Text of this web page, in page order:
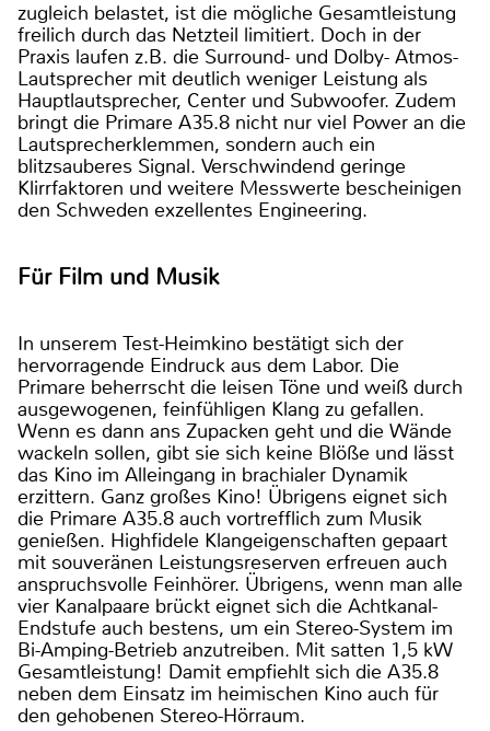
zugleich belastet, ist die mögliche Gesamtleistung
freilich durch das Netzteil limitiert. Doch in der
Praxis laufen z.B. die Surround- und Dolby- Atmos-
Lautsprecher mit deutlich weniger Leistung als
Hauptlautsprecher, Center und Subwoofer. Zudem
bringt die Primare A35.8 nicht nur viel Power an die
Lautsprecherklemmen, sondern auch ein
blitzsauberes Signal. Verschwindend geringe
Klirrfaktoren und weitere Messwerte bescheinigen
den Schweden exzellentes Engineering.
Für Film und Musik
In unserem Test-Heimkino bestätigt sich der
hervorragende Eindruck aus dem Labor. Die
Primare beherrscht die leisen Töne und weiß durch
ausgewogenen, feinfühligen Klang zu gefallen.
Wenn es dann ans Zupacken geht und die Wände
wackeln sollen, gibt sie sich keine Blöße und lässt
das Kino im Alleingang in brachialer Dynamik
erzittern. Ganz großes Kino! Übrigens eignet sich
die Primare A35.8 auch vortrefflich zum Musik
genießen. Highfidele Klangeigenschaften gepaart
mit souveränen Leistungsreserven erfreuen auch
anspruchsvolle Feinhörer. Übrigens, wenn man alle
vier Kanalpaare brückt eignet sich die Achtkanal-
Endstufe auch bestens, um ein Stereo-System im
Bi-Amping-Betrieb anzutreiben. Mit satten 1,5 kW
Gesamtleistung! Damit empfiehlt sich die A35.8
neben dem Einsatz im heimischen Kino auch für
den gehobenen Stereo-Hörraum.